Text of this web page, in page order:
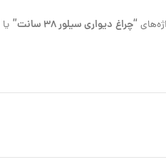
“چراغ دیواری سیلور 38 سانت” یا